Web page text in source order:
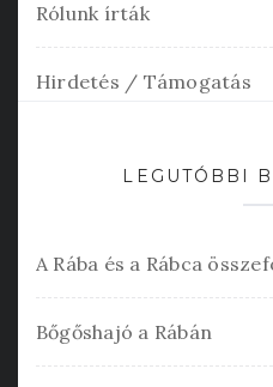
Rólunk írták
Hirdetés / Támogatás
LEGUTÓBBI
A Rába és a Rábca
Bőgőshajó a Rábán